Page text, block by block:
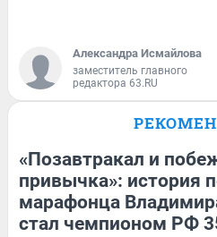
Александра Исмайлова
заместитель главного
редактора 63.RU
«Позавтракал и
привычка»: история
марафонца
стал чемпионом РФ